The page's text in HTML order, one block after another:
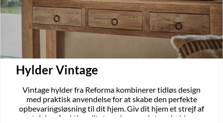
Hylder Vintage
Vintage hylder fra Reforma kombinerer tidløs design
med praktisk anvendelse for at skabe den perfekte
opbevaringsløsning til dit hjem. Giv dit hjem et strejf af
nostalgi og funktionalitet med vores vintage hylder, og